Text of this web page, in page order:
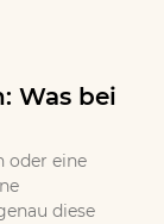
Was bei
oder eine
diese